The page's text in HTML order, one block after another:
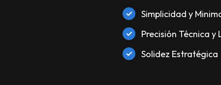
Simplicidad y
Precisión Técnica y
Solidez Estratégica